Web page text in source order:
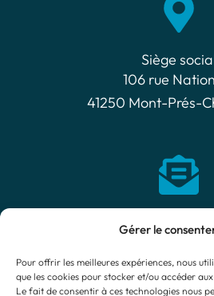
Gérer le
Pour offrir les meilleures expériences, nous
que les cookies pour stocker et/ou accéder
Le fait de consentir à ces technologies nous
Siège
106 rue
41250 Mont-Prés-
Nous